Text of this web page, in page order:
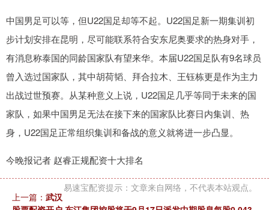
中国男足可以等，但U22国足却等不起。U22国足新一期集训初
步计划安排在昆明，尽可能联系符合安东尼奥要求的热身对手，
有消息称泰国的同龄国家队有望来华。本届U22国足队有9名球员
曾入选过国家队，其中胡荷韬、拜合拉木、王钰栋更是作为主力
出战过世预赛。从某种意义上说，U22国足几乎等同于未来的国
家队，如果中国男足无法在接下来的国家队比赛日内集训、热
身，U22国足正常组织集训和备战的意义就将进一步凸显。
今晚报记者 赵睿正规配资十大排名
易速宝配资提示：文章来自网络，不代表本站观点。
上一篇： 武汉